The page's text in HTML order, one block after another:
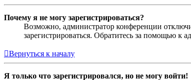
Почему я не могу зарегистрироваться?
Возможно, администратор конференции
зарегистрироваться. Обратитесь за помощью к
Вернуться к началу
Я только что зарегистрировался, но не могу войти!